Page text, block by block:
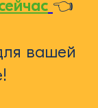
👈
вашей